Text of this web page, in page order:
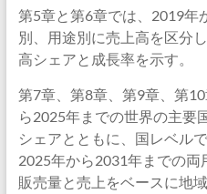
第5章と第6章では、2019年
別、用途別に売上高を区分
高シェアと成長率を示す。
第7章、第8章、第9章、第
ら2025年までの世界の主要
シェアとともに、国レベル
2025年から2031年までの
販売量と売上をベースに地